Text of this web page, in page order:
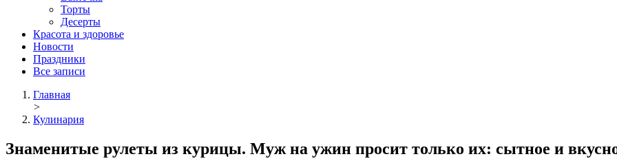
Торты
Десерты
Красота и здоровье
Новости
Праздники
Все записи
Главная
>
Кулинария
Знаменитые рулеты из курицы. Муж на ужин просит только их: сытное и